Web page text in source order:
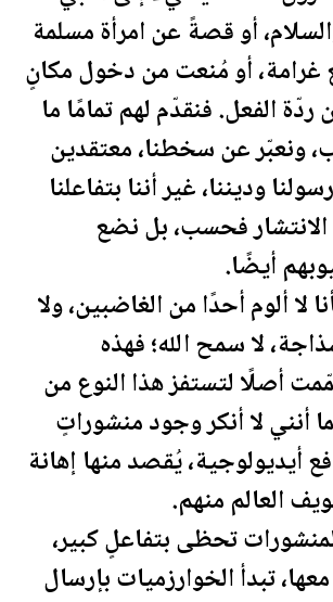
أو قصةً عن امرأة مسلمة
أو مُنعت من دخول مكانٍ
ردّة الفعل. فنقدّم لهم تمامًا ما
ونعبّر عن سخطنا، معتقدين
وديننا، غير أننا بتفاعلنا
الانتشار فحسب، بل نضع
أيضًا.
لا ألوم أحدًا من الغاضبين، ولا
لا سمح الله؛ فهذه
أصلًا لتستفز هذا النوع من
أنني لا أنكر وجود منشوراتٍ
أيديولوجية، يُقصد منها إهانة
العالم منهم.
تحظى بتفاعلٍ كبير،
تبدأ الخوارزميات بإرسال